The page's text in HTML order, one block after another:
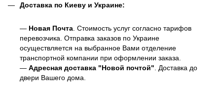
Доставка по Киеву и Украине:
— Новая Почта . Стоимость услуг согласно тарифов
перевозчика. Отправка заказов по Украине
осуществляется на выбранное Вами отделение
транспортной компании при оформлении заказа.
— Адресная доставка "Новой почтой" . Доставка до
двери Вашего дома.